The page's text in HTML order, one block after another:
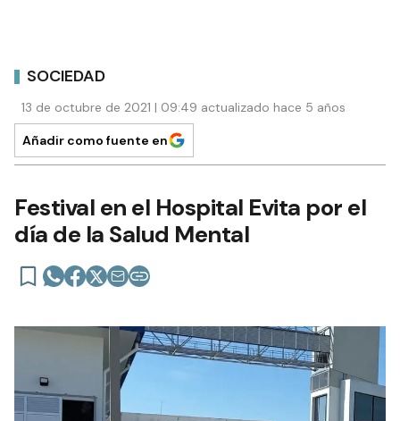
SOCIEDAD
13 de octubre de 2021 | 09:49 actualizado hace 5 años
Añadir como fuente en
Festival en el Hospital Evita por el
día de la Salud Mental